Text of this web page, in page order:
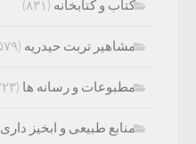
کتاب و کتابخانه (۸۳۱)
مشاهیر تربت حیدریه (۵۷۹)
مطبوعات و رسانه ها (۶,۷۲۳)
منابع طبیعی و ابخیز داری